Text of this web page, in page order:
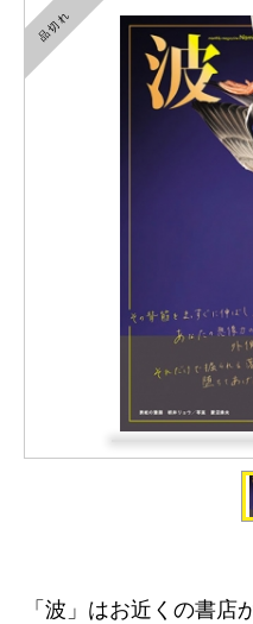
品切れ
「波」はお近くの書店